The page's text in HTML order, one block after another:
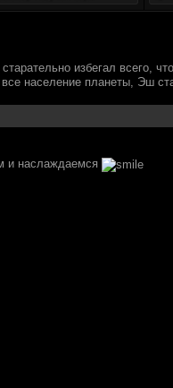
избегал всего,
все население планеты, Эш
и наслаждаемся